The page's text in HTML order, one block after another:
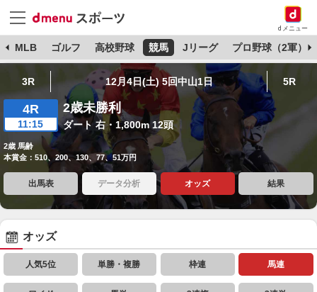
dメニュー
MLB ゴルフ 高校野球 競馬 Jリーグ プロ野球（2軍）
3R 12月4日(土) 5回中山1日 5R
4R
11:15
2歳未勝利
ダート 右・1,800m 12頭
2歳 馬齢
本賞金：510、200、130、77、51万円
出馬表 データ分析 オッズ 結果
オッズ
人気5位 単勝・複勝 枠連 馬連